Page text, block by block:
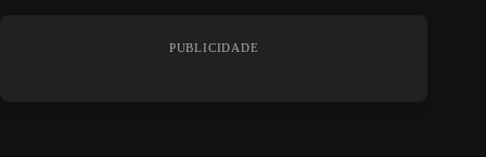
PUBLICIDADE